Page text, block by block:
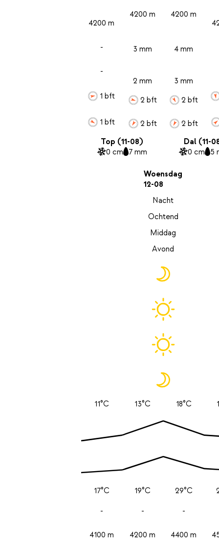
4200 m
-
-
1 bft
1 bft
4200 m
3 mm
2 mm
2 bft
2 bft
4200 m
4 mm
3 mm
2 bft
2 bft
Top (11-08)
0 cm 7 mm
Dal (11-
0 cm 5
Woensdag
12-08
Nacht
Ochtend
Middag
Avond
11°C
17°C
-
4100 m
13°C
19°C
-
4200 m
18°C
29°C
-
4400 m